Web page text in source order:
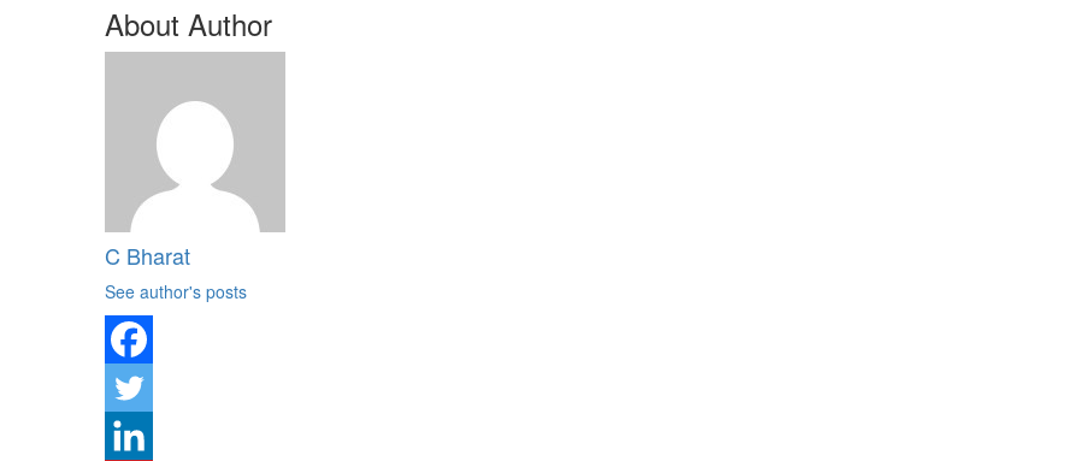
About Author
C Bharat
See author's posts